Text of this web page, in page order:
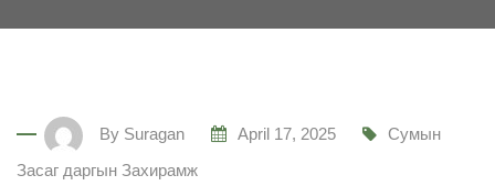
By Suragan April 17, 2025
Сумын
Засаг даргын Захирамж